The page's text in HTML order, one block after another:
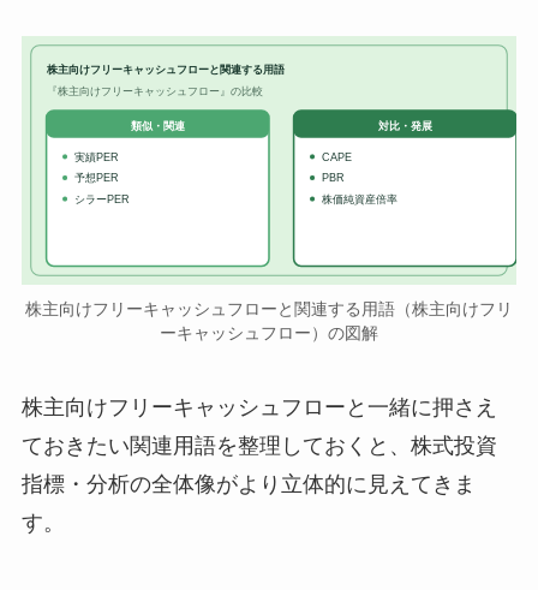
株主向けフリーキャッシュフローと関連する用語
『株主向けフリーキャッシュフロー』の比較
類似・関連
実績PER
予想PER
シラーPER
対比・発展
CAPE
PBR
株価純資産倍率
株主向けフリーキャッシュフローと関連する用語（株主向けフリ
ーキャッシュフロー）の図解
株主向けフリーキャッシュフローと一緒に押さえ
ておきたい関連用語を整理しておくと、株式投資
指標・分析の全体像がより立体的に見えてきま
す。